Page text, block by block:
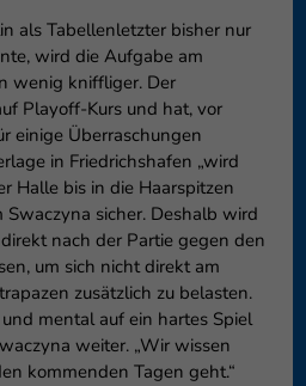
als Tabellenletzter bisher nur
wird die Aufgabe am
wenig kniffliger. Der
Playoff-Kurs und hat, vor
einige Überraschungen
in Friedrichshafen „wird
Halle bis in die Haarspitzen
Swaczyna sicher. Deshalb wird
nach der Partie gegen den
um sich nicht direkt am
zusätzlich zu belasten.
mental auf ein hartes Spiel
weiter. „Wir wissen
kommenden Tagen geht.“